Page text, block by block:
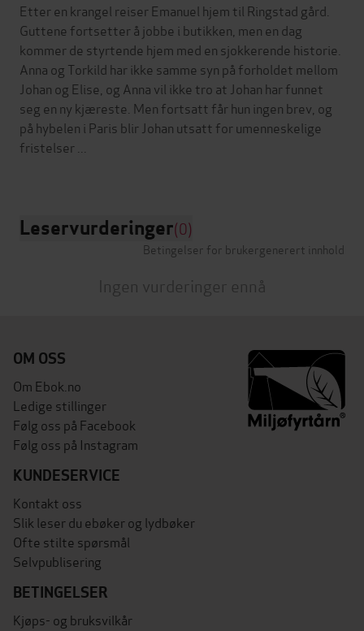
Etter en krangel reiser Emanuel hjem til Ringstad gård.
Guttene fortsetter å jobbe i butikken, men en dag
kommer de styrtende hjem med en sjokkerende historie.
Anna og Torkild har ikke samme syn på forholdet mellom
Johan og Elise, og Anna vil ikke tro at Johan har funnet
seg en ny kjæreste. Men fortsatt får hun ingen brev, og
på hybelen i Paris blir Johan utsatt for umenneskelige
fristelser ...
Leservurderinger(0)
Betingelser for brukergenerert innhold
Ingen vurderinger ennå
OM OSS
Om Ebok.no
Ledige stillinger
Følg oss på Facebook
Følg oss på Instagram
KUNDESERVICE
Kontakt oss
Slik leser du ebøker og lydbøker
Ofte stilte spørsmål
Selvpublisering
BETINGELSER
Kjøps- og bruksvilkår